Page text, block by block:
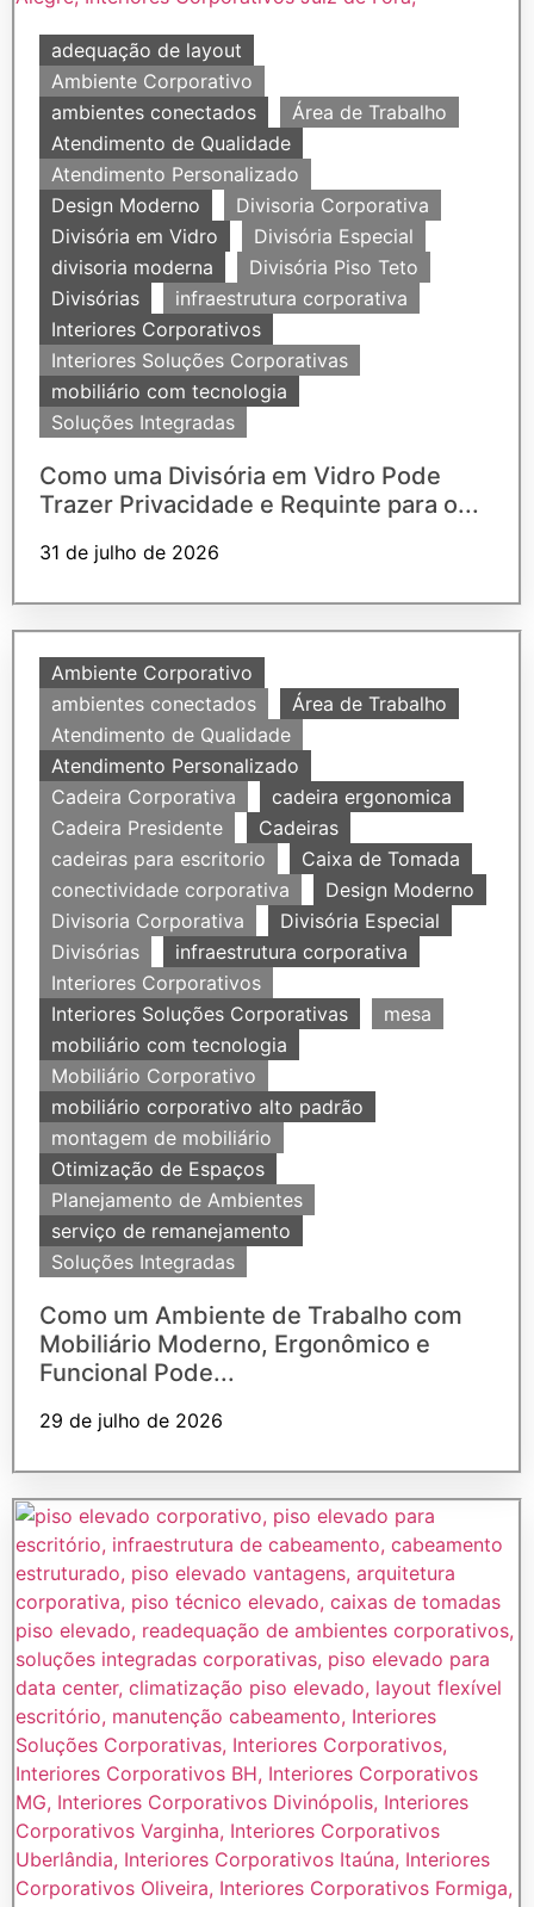
adequação de layout
Ambiente Corporativo
ambientes conectados
Área de Trabalho
Atendimento de Qualidade
Atendimento Personalizado
Design Moderno
Divisoria Corporativa
Divisória em Vidro
Divisória Especial
divisoria moderna
Divisória Piso Teto
Divisórias
infraestrutura corporativa
Interiores Corporativos
Interiores Soluções Corporativas
mobiliário com tecnologia
Soluções Integradas
Como uma Divisória em Vidro Pode
Trazer Privacidade e Requinte para o...
31 de julho de 2026
Ambiente Corporativo
ambientes conectados
Área de Trabalho
Atendimento de Qualidade
Atendimento Personalizado
Cadeira Corporativa
cadeira ergonomica
Cadeira Presidente
Cadeiras
cadeiras para escritorio
Caixa de Tomada
conectividade corporativa
Design Moderno
Divisoria Corporativa
Divisória Especial
Divisórias
infraestrutura corporativa
Interiores Corporativos
Interiores Soluções Corporativas
mesa
mobiliário com tecnologia
Mobiliário Corporativo
mobiliário corporativo alto padrão
montagem de mobiliário
Otimização de Espaços
Planejamento de Ambientes
serviço de remanejamento
Soluções Integradas
Como um Ambiente de Trabalho com
Mobiliário Moderno, Ergonômico e
Funcional Pode...
29 de julho de 2026